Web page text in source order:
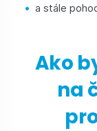
a stále
Ako
na